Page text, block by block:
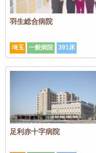
羽生総合病院
埼玉 一般病院 391床
足利赤十字病院